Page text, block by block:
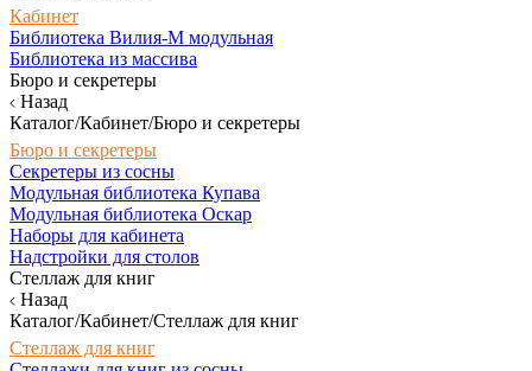
Кабинет
Библиотека Вилия-М модульная
Библиотека из массива
Бюро и секретеры
Назад
Каталог/Кабинет/Бюро и секретеры
Бюро и секретеры
Секретеры из сосны
Модульная библиотека Купава
Модульная библиотека Оскар
Наборы для кабинета
Надстройки для столов
Стеллаж для книг
Назад
Каталог/Кабинет/Стеллаж для книг
Стеллаж для книг